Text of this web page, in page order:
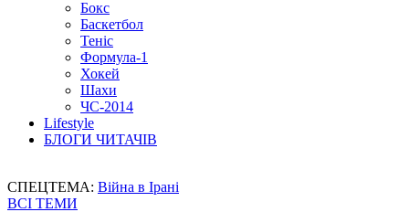
Бокс
Баскетбол
Теніс
Формула-1
Хокей
Шахи
ЧС-2014
Lifestyle
БЛОГИ ЧИТАЧІВ
СПЕЦТЕМА: Війна в Ірані
ВСІ ТЕМИ